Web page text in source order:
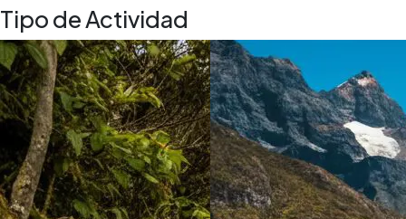
Tipo de Actividad